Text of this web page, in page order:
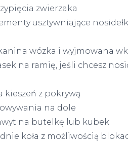
zwierzaka
usztywniające
wózka i wyjmowana
na ramię, jeśli chcesz
kieszeń z pokrywą
na dole
na butelkę lub kubek
koła z możliwością